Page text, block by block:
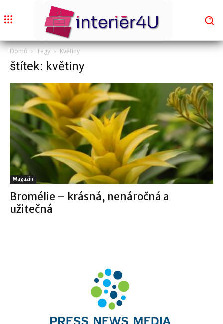
Domů Tagy Květiny
štítek: květiny
Magazín
Bromélie – krásná, nenáročná a
užitečná